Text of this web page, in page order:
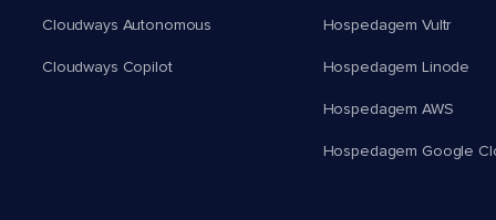
Cloudways Autonomous
Cloudways Copilot
Hospedagem Vultr
Hospedagem Linode
Hospedagem AWS
Hospedagem Google